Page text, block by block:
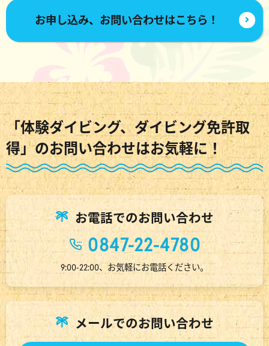
お申し込み、お問い合わせはこちら！
「体験ダイビング、ダイビング免許取
得」のお問い合わせはお気軽に！
お電話でのお問い合わせ
0847-22-4780
9:00-22:00、お気軽にお電話ください。
メールでのお問い合わせ